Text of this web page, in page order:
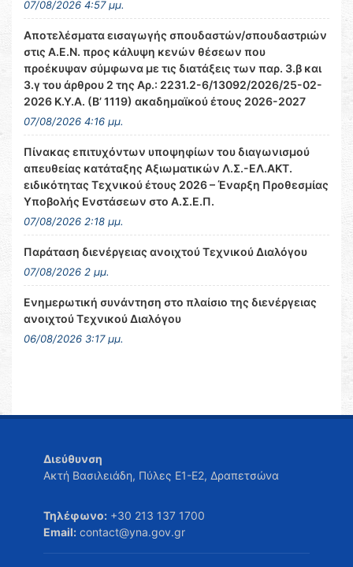
07/08/2026 4:57 μμ.
Αποτελέσματα εισαγωγής σπουδαστών/σπουδαστριών
στις Α.Ε.Ν. προς κάλυψη κενών θέσεων που
προέκυψαν σύμφωνα με τις διατάξεις των παρ. 3.β και
3.γ του άρθρου 2 της Αρ.: 2231.2-6/13092/2026/25-02-
2026 Κ.Υ.Α. (Β’ 1119) ακαδημαϊκού έτους 2026-2027
07/08/2026 4:16 μμ.
Πίνακας επιτυχόντων υποψηφίων του διαγωνισμού
απευθείας κατάταξης Αξιωματικών Λ.Σ.-ΕΛ.ΑΚΤ.
ειδικότητας Τεχνικού έτους 2026 – Έναρξη Προθεσμίας
Υποβολής Ενστάσεων στο Α.Σ.Ε.Π.
07/08/2026 2:18 μμ.
Παράταση διενέργειας ανοιχτού Τεχνικού Διαλόγου
07/08/2026 2 μμ.
Ενημερωτική συνάντηση στο πλαίσιο της διενέργειας
ανοιχτού Τεχνικού Διαλόγου
06/08/2026 3:17 μμ.
Διεύθυνση
Ακτή Βασιλειάδη, Πύλες Ε1-Ε2, Δραπετσώνα
Τηλέφωνο: +30 213 137 1700
Email: contact@yna.gov.gr